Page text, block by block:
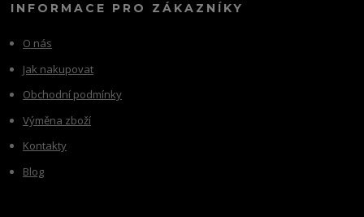
INFORMACE PRO ZÁKAZNÍKY
O nás
Jak nakupovat
Obchodní podmínky
Výměna zboží
Kontakty
Blog